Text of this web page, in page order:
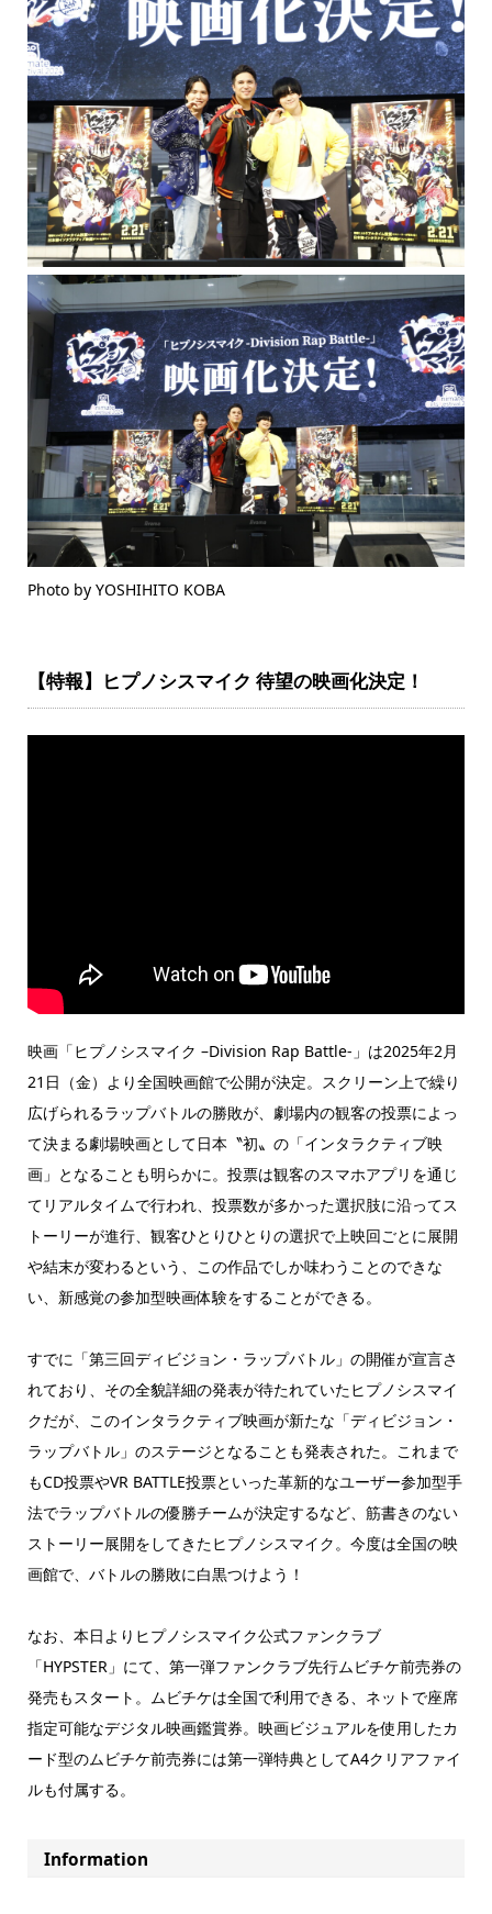
Photo by YOSHIHITO KOBA
【特報】ヒプノシスマイク 待望の映画化決定！
映画「ヒプノシスマイク –Division Rap Battle-」は2025年2月
21日（金）より全国映画館で公開が決定。スクリーン上で繰り
広げられるラップバトルの勝敗が、劇場内の観客の投票によっ
て決まる劇場映画として日本〝初〟の「インタラクティブ映
画」となることも明らかに。投票は観客のスマホアプリを通じ
てリアルタイムで行われ、投票数が多かった選択肢に沿ってス
トーリーが進行、観客ひとりひとりの選択で上映回ごとに展開
や結末が変わるという、この作品でしか味わうことのできな
い、新感覚の参加型映画体験をすることができる。
すでに「第三回ディビジョン・ラップバトル」の開催が宣言さ
れており、その全貌詳細の発表が待たれていたヒプノシスマイ
クだが、このインタラクティブ映画が新たな「ディビジョン・
ラップバトル」のステージとなることも発表された。これまで
もCD投票やVR BATTLE投票といった革新的なユーザー参加型手
法でラップバトルの優勝チームが決定するなど、筋書きのない
ストーリー展開をしてきたヒプノシスマイク。今度は全国の映
画館で、バトルの勝敗に白黒つけよう！
なお、本日よりヒプノシスマイク公式ファンクラブ
「HYPSTER」にて、第一弾ファンクラブ先行ムビチケ前売券の
発売もスタート。ムビチケは全国で利用できる、ネットで座席
指定可能なデジタル映画鑑賞券。映画ビジュアルを使用したカ
ード型のムビチケ前売券には第一弾特典としてA4クリアファイ
ルも付属する。
Information